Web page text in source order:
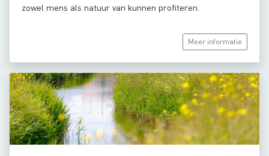
zowel mens als natuur van kunnen profiteren.
Meer informatie